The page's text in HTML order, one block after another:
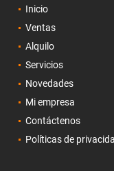
Inicio
Ventas
Alquilo
Servicios
Novedades
Mi empresa
Contáctenos
Políticas de